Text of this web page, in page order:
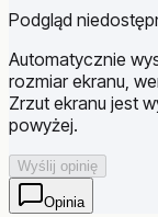
Podgląd
Automatycznie
rozmiar ekranu,
Zrzut ekranu jest
powyżej.
Wyślij opinię
Opinia